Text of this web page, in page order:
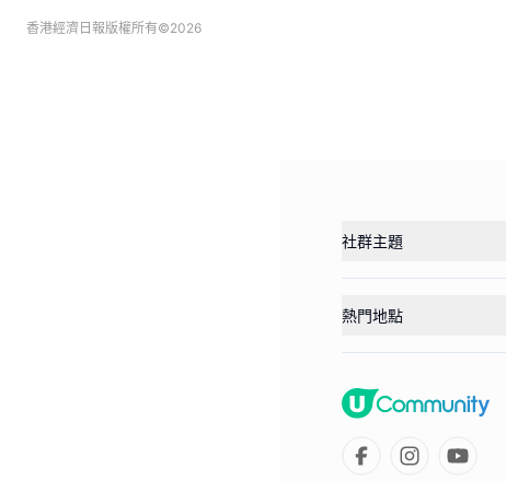
香港經濟日報版權所有©2026
社群主題
熱門地點